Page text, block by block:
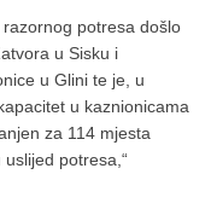
razornog potresa došlo
u Sisku i
u Glini te je, u
u kaznionicama
za 114 mjesta
potresa,“